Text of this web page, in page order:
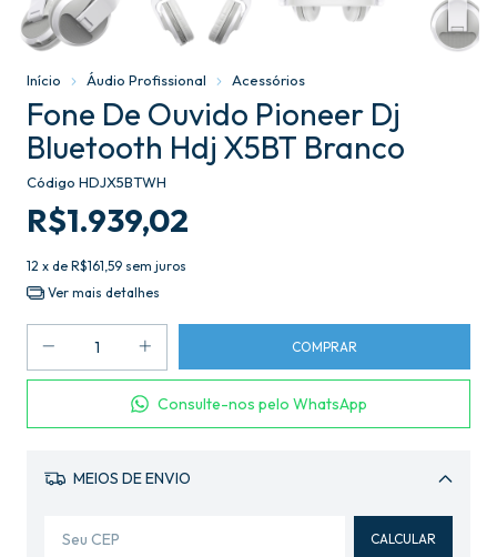
Início Áudio Profissional Acessórios
Fone De Ouvido Pioneer Dj
Bluetooth Hdj X5BT Branco
Código HDJX5BTWH
R$1.939,02
12 x de R$161,59 sem juros
Ver mais detalhes
Consulte-nos pelo WhatsApp
MEIOS DE ENVIO
Alterar CEP
CALCULAR